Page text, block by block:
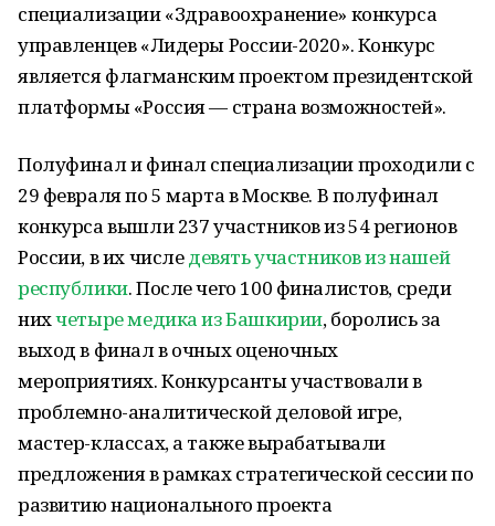
специализации «Здравоохранение» конкурса
управленцев «Лидеры России-2020». Конкурс
является флагманским проектом президентской
платформы «Россия — страна возможностей».
Полуфинал и финал специализации проходили с
29 февраля по 5 марта в Москве. В полуфинал
конкурса вышли 237 участников из 54 регионов
России, в их числедевять участников из нашей
республики. После чего 100 финалистов, среди
нихчетыре медика из Башкирии, боролись за
выход в финал в очных оценочных
мероприятиях. Конкурсанты участвовали в
проблемно-аналитической деловой игре,
мастер-классах, а также вырабатывали
предложения в рамках стратегической сессии по
развитию национального проекта